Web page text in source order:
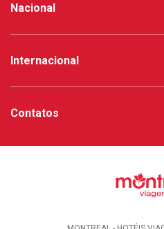
Nacional
Internacional
Contatos